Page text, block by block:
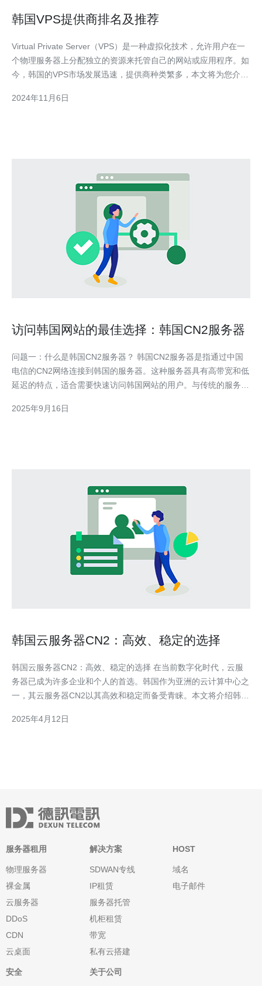
韩国VPS提供商排名及推荐
Virtual Private Server（VPS）是一种虚拟化技术，允许用户在一
个物理服务器上分配独立的资源来托管自己的网站或应用程序。如
今，韩国的VPS市场发展迅速，提供商种类繁多，本文将为您介绍
韩国最大的互联网数据中心之一，也是主要的VPS提供商之一
2024年11月6日
访问韩国网站的最佳选择：韩国CN2服务器
问题一：什么是韩国CN2服务器？ 韩国CN2服务器是指通过中国
电信的CN2网络连接到韩国的服务器。这种服务器具有高带宽和低
延迟的特点，适合需要快速访问韩国网站的用户。与传统的服务器
数据传输速度，特别适合需要频繁访问韩国内容的企业和个人用
2025年9月16日
韩国云服务器CN2：高效、稳定的选择
韩国云服务器CN2：高效、稳定的选择 在当前数字化时代，云服
务器已成为许多企业和个人的首选。韩国作为亚洲的云计算中心之
一，其云服务器CN2以其高效和稳定而备受青睐。本文将介绍韩国
性能。首先，CN2采用了先进的硬件设备和技术，保证了服务器的
2025年4月12日
服务器租用
物理服务器
裸金属
云服务器
DDoS
CDN
云桌面
解决方案
SDWAN专线
IP租赁
服务器托管
机柜租赁
带宽
私有云搭建
HOST
域名
电子邮件
安全 关于公司